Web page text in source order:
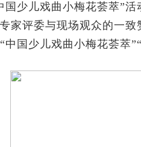
国少儿戏曲小梅花荟萃”活
家评委与现场观众的一
中国少儿戏曲小梅花荟萃